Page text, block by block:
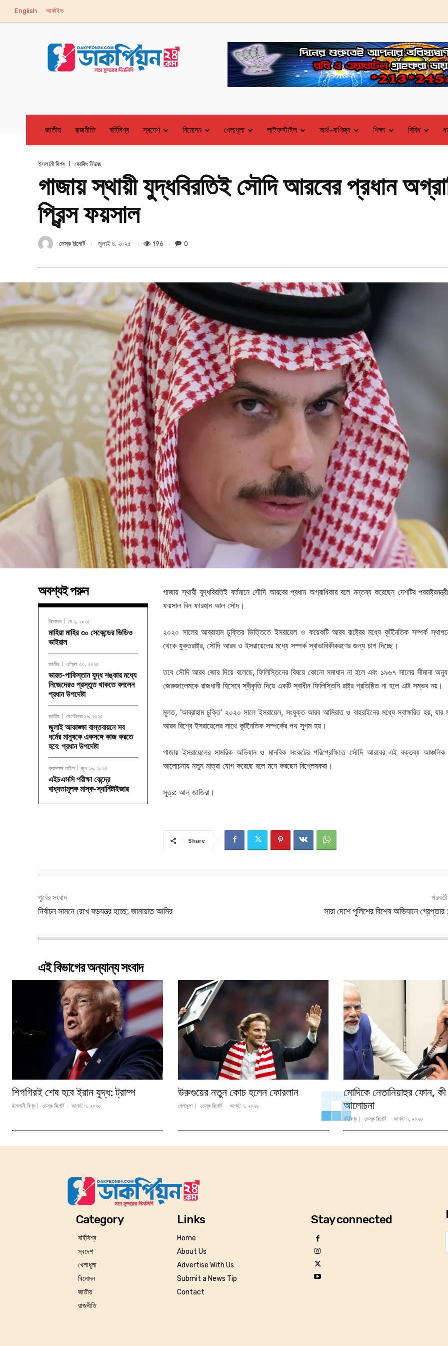
English আর্কাইভ
জাতীয় রাজনীতি বর্হিবিশ্ব স্বদেশ বিনোদন খেলাধূলা লাইফস্টাইল অর্থ-বাণিজ্য শিক্ষা বিবিধ
ইসলামী বিশ্ব ব্রেকিং নিউজ
গাজায় স্থায়ী যুদ্ধবিরতিই সৌদি আরবের প্রধান
প্রিন্স ফয়সাল
ডেস্ক রিপোর্ট জুলাই ৪, ২০২৫ 196 0
অবশ্যই পরুন
বিনোদন মে ২, ২০২৫
মাহিয়া মাহির ৩০ সেকেন্ডের ভিডিও
ভাইরাল
জাতীয় এপ্রিল ৩০, ২০২৫
ভারত-পাকিস্তান যুদ্ধ শঙ্কার মধ্যে
নিজেদেরও প্রস্তুত থাকতে বললেন
প্রধান উপদেষ্টা
জাতীয় সেপ্টেম্বর ১৬, ২০২৫
জুলাই আকাঙ্ক্ষা বাস্তবায়নে সব
ধর্মের মানুষকে একসঙ্গে কাজ করতে
হবে: প্রধান উপদেষ্টা
ক্যাম্পাস লাইপ জুন ১৬, ২০২৫
এইচএসসি পরীক্ষা কেন্দ্রে
বাধ্যতামূলক মাস্ক-স্যানিটাইজার
গাজায় স্থায়ী যুদ্ধবিরতিই বর্তমানে সৌদি আরবের প্রধান অগ্রাধিকার বলে মন্তব্য করেছেন দেশটির
ফয়সাল বিন ফারহান আল সৌদ।
২০২০ সালের আব্রাহাম চুক্তির ভিত্তিতে ইসরায়েল ও কয়েকটি আরব রাষ্ট্রের মধ্যে কূটনৈতিক সম্পর্ক
থেকে যুক্তরাষ্ট্র, সৌদি আরব ও ইসরায়েলের মধ্যে সম্পর্ক স্বাভাবিকীকরণের জন্য চাপ দিচ্ছে।
তবে সৌদি আরব জোর দিয়ে বলেছে, ফিলিস্তিনের বিষয়ে কোনো সমাধান না হলে এবং ১৯৬৭ সালের সীমানা
জেরুজালেমকে রাজধানী হিসেবে স্বীকৃতি দিয়ে একটি স্বাধীন ফিলিস্তিনি রাষ্ট্র প্রতিষ্ঠিত না হলে এটা সম্ভব নয়।
মূলত, ‘আব্রাহাম চুক্তি’ ২০২০ সালে ইসরায়েল, সংযুক্ত আরব আমিরাত ও বাহরাইনের মধ্যে স্বাক্ষরিত হয়, যার
আরব বিশ্বে ইসরায়েলের সাথে কূটনৈতিক সম্পর্কের পথ সুগম হয়।
গাজায় ইসরায়েলের সামরিক অভিযান ও মানবিক সংকটের পরিপ্রেক্ষিতে সৌদি আরবের এই বক্তব্য আঞ্চলিক
আলোচনায় নতুন মাত্রা যোগ করেছে বলে মনে করছেন বিশ্লেষকরা।
সূত্র: আল জাজিরা।
Share
পূর্বের সংবাদ
নির্বাচন সামনে রেখে ষড়যন্ত্র হচ্ছে: জামায়াত আমির সারা দেশে পুলিশের বিশেষ অভিযানে
এই বিভাগের অন্যান্য সংবাদ
শিগগিরই শেষ হবে ইরান যুদ্ধ: ট্রাম্প
ইসলামী বিশ্ব ডেস্ক রিপোর্ট - আগস্ট ৭, ২০২৬
উরুগুয়ের নতুন কোচ হলেন ফোরলান
খেলাধূলা ডেস্ক রিপোর্ট - আগস্ট ৭, ২০২৬
মোদিকে নেতানিয়াহুর ফোন,
আলোচনা
বর্হিবিশ্ব ডেস্ক রিপোর্ট - আগস্ট ৭, ২০২৬
Category
বর্হিবিশ্ব
স্বদেশ
খেলাধূলা
বিনোদন
জাতীয়
রাজনীতি
Links
Home
About Us
Advertise With Us
Submit a News Tip
Contact
Stay connected